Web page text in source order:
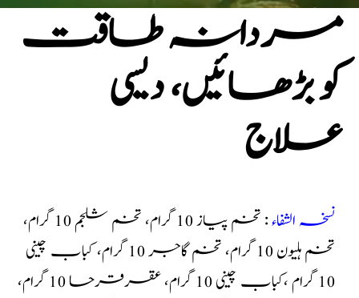
مردانہ طاقت
کو بڑھائیں، دیسی
علاج
نسخہ الشفاء
: تخم پیاز 10 گرام، تخم شلجم 10 گرام،
تخم ہلیون 10 گرام، تخم گاجر 10 گرام، کباب چینی
10 گرام ،کباب چینی 10 گرام، عقرقرحا 10 گرام،